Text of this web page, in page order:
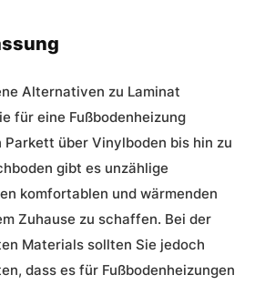
Alternativen zu Laminat
für eine Fußbodenheizung
Parkett über Vinylboden bis hin zu
gibt es unzählige
komfortablen und wärmenden
Zuhause zu schaffen. Bei der
Materials sollten Sie jedoch
dass es für Fußbodenheizungen